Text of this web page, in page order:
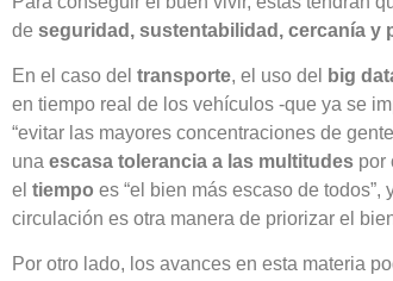
de seguridad, sustentabilidad, cercanía y
En el caso del transporte, el uso del big
en tiempo real de los vehículos -que ya se
“evitar las mayores concentraciones de
una escasa tolerancia a las multitudes por
el tiempo es “el bien más escaso de
circulación es otra manera de priorizar el
Por otro lado, los avances en esta materia